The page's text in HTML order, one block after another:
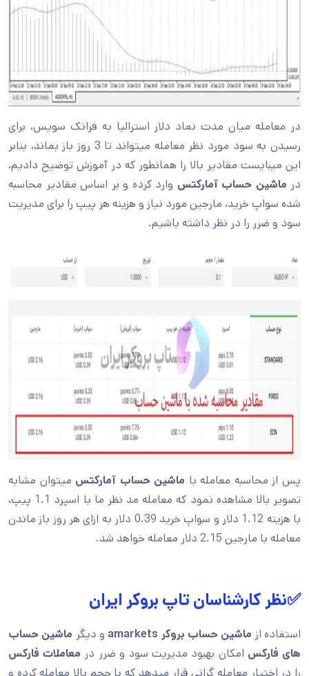
در معامله میان مدت نماد دلار استرالیا به فرانک سویس، برای
رسیدن به سود مورد نظر معامله میتواند تا 3 روز باز بماند، بنابر
این میبایست مقادیر بالا را همانطور که در آموزش توضیح دادیم،
در ماشین حساب آمارکتس وارد کرده و بر اساس مقادیر محاسبه
شده سواپ خرید، مارجین مورد نیاز و هزینه هر پیپ را برای مدیریت
سود و ضرر را در نظر داشته باشیم.
پس از محاسبه معامله با ماشین حساب آمارکتس میتوان مشابه
تصویر بالا مشاهده نمود که معامله مد نظر ما با اسپرد 1.1 پیپ،
با هزینه 1.12 دلار و سواپ خرید 0.39 دلار به ازای هر روز باز ماندن
معامله با مارجین 2.15 دلار معامله خواهد شد.
✅نظر کارشناسان تاپ بروکر ایران
استفاده از ماشین حساب بروکر amarkets و دیگر ماشین حساب
های فارکس امکان بهبود مدیریت سود و ضرر در معاملات فارکس